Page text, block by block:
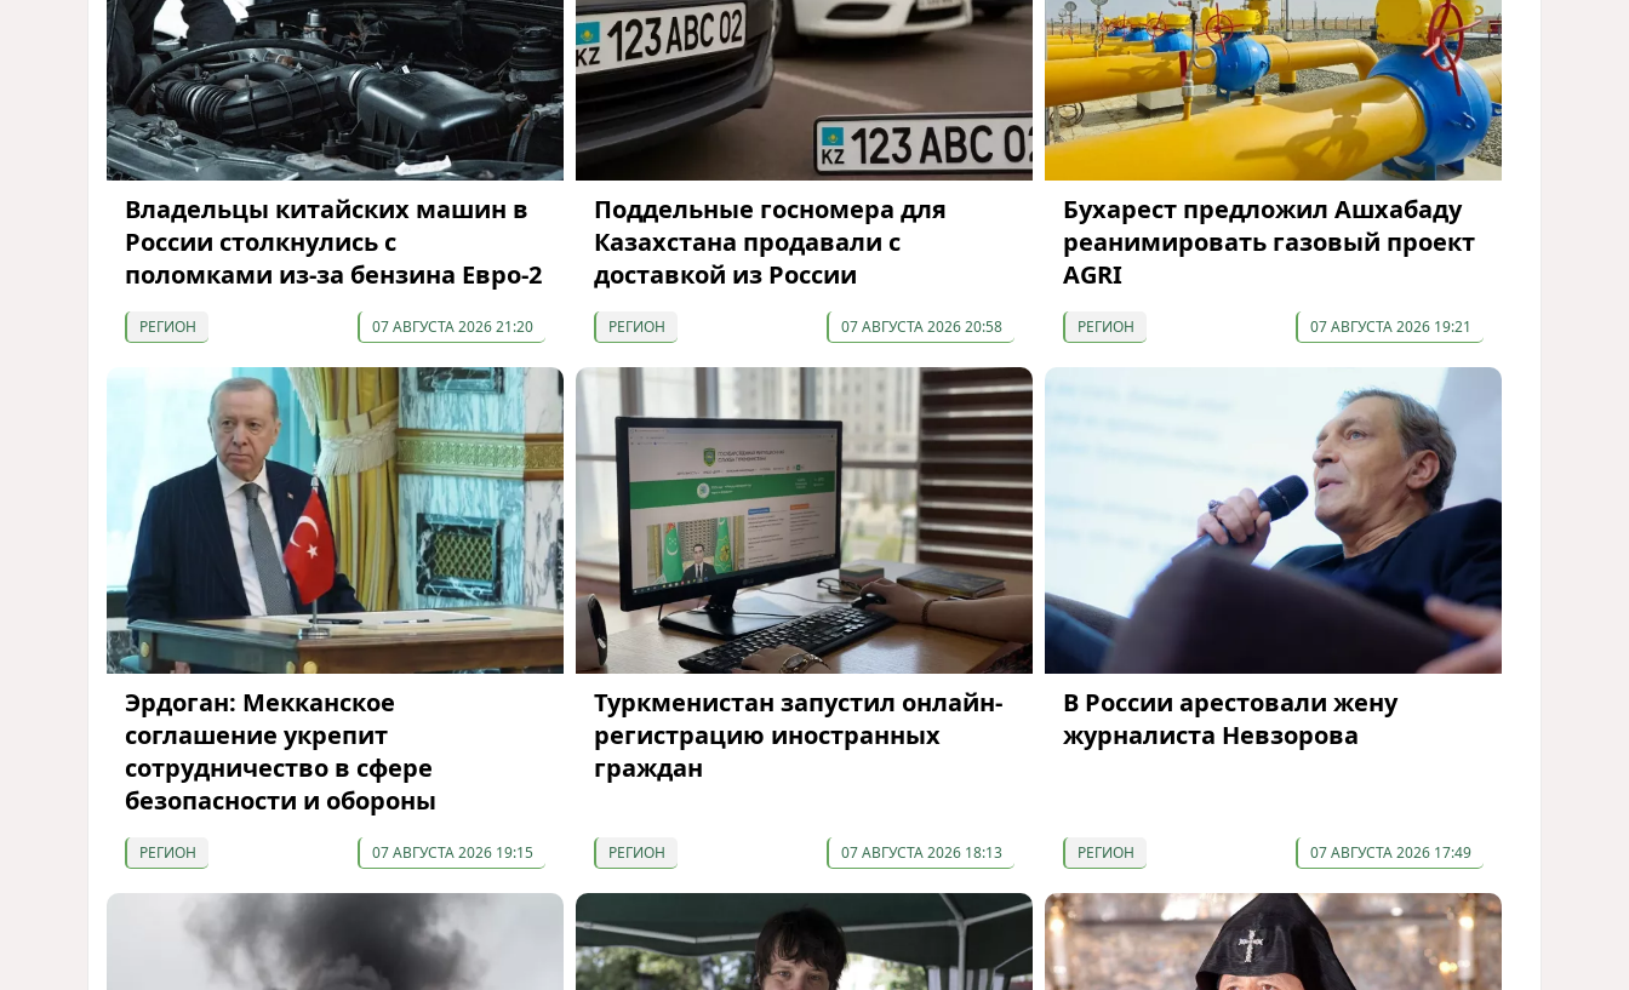
Владельцы китайских машин в
России столкнулись с
поломками из-за бензина Евро-2
РЕГИОН 07 АВГУСТА 2026 21:20
Поддельные госномера для
Казахстана продавали с
доставкой из России
РЕГИОН 07 АВГУСТА 2026 20:58
Бухарест предложил Ашхабаду
реанимировать газовый проект
AGRI
РЕГИОН 07 АВГУСТА 2026 19:21
Эрдоган: Мекканское
соглашение укрепит
сотрудничество в сфере
безопасности и обороны
РЕГИОН 07 АВГУСТА 2026 19:15
Туркменистан запустил онлайн-
регистрацию иностранных
граждан
РЕГИОН 07 АВГУСТА 2026 18:13
В России арестовали жену
журналиста Невзорова
РЕГИОН 07 АВГУСТА 2026 17:49